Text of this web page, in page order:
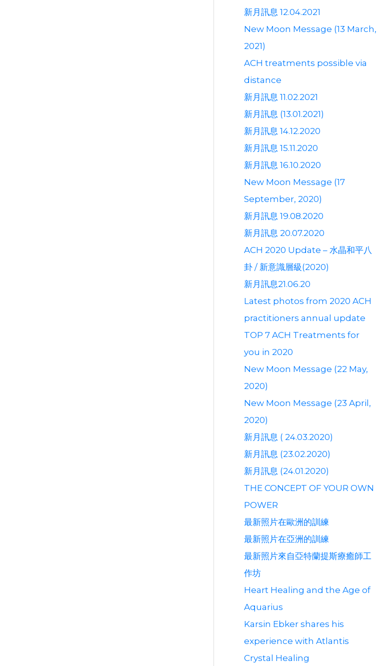
新月訊息 12.04.2021
New Moon Message (13 March,
2021)
ACH treatments possible via
distance
新月訊息 11.02.2021
新月訊息 (13.01.2021)
新月訊息 14.12.2020
新月訊息 15.11.2020
新月訊息 16.10.2020
New Moon Message (17
September, 2020)
新月訊息 19.08.2020
新月訊息 20.07.2020
ACH 2020 Update – 水晶和平八
卦 / 新意識層級(2020)
新月訊息21.06.20
Latest photos from 2020 ACH
practitioners annual update
TOP 7 ACH Treatments for
you in 2020
New Moon Message (22 May,
2020)
New Moon Message (23 April,
2020)
新月訊息 ( 24.03.2020)
新月訊息 (23.02.2020)
新月訊息 (24.01.2020)
THE CONCEPT OF YOUR OWN
POWER
最新照片在歐洲的訓練
最新照片在亞洲的訓練
最新照片來自亞特蘭提斯療癒師工
作坊
Heart Healing and the Age of
Aquarius
Karsin Ebker shares his
experience with Atlantis
Crystal Healing